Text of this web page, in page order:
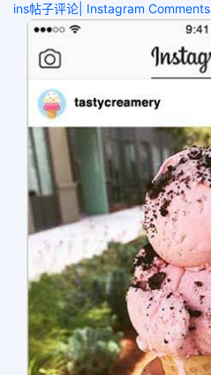
ins帖子评论| Instagram Comments